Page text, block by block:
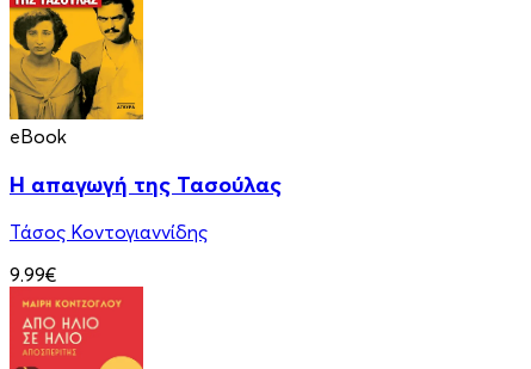
eBook
Η απαγωγή της Τασούλας
Τάσος Κοντογιαννίδης
9.99€